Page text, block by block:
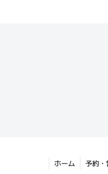
ホーム 予約・